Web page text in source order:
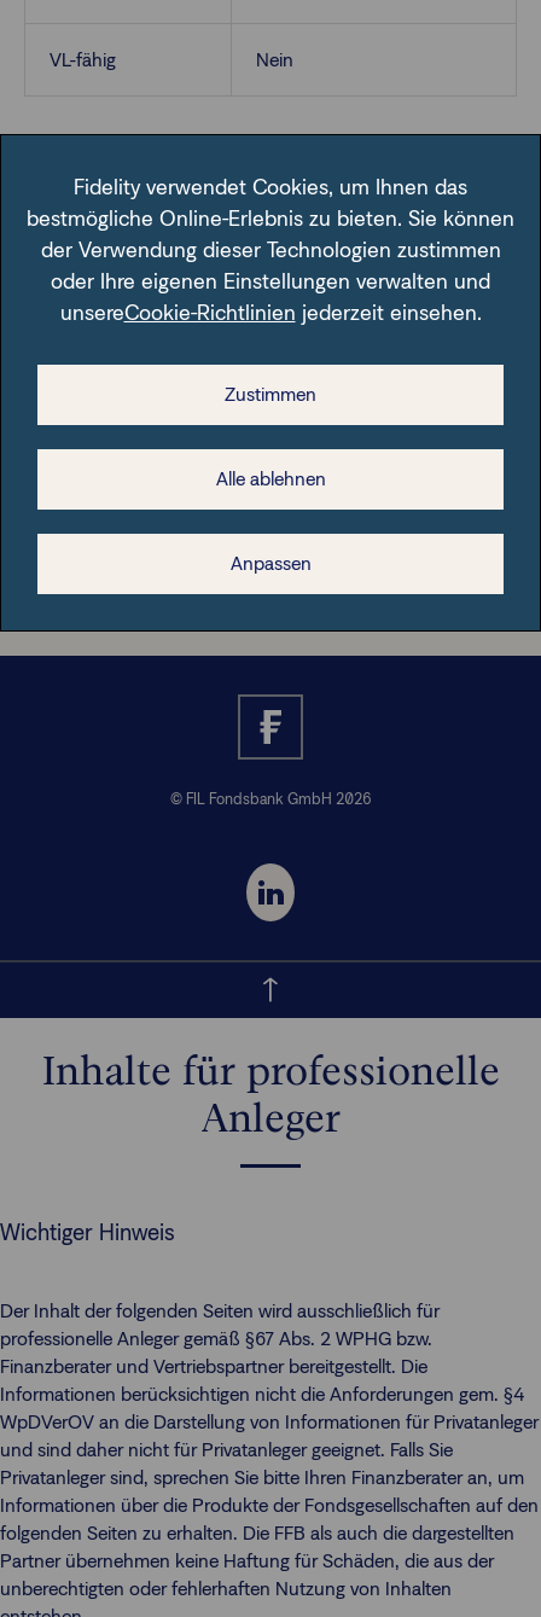
VL-fähig Nein
Im Fondsfinder der FFB unter der angegebenen ISIN.
Rechtliche Hinweise
Nützliche Informationen
© FIL Fondsbank GmbH 2026
Inhalte für professionelle
Anleger
Wichtiger Hinweis
Der Inhalt der folgenden Seiten wird ausschließlich für
professionelle Anleger gemäß §67 Abs. 2 WPHG bzw.
Finanzberater und Vertriebspartner bereitgestellt. Die
Informationen berücksichtigen nicht die Anforderungen gem. §4
WpDVerOV an die Darstellung von Informationen für Privatanleger
und sind daher nicht für Privatanleger geeignet. Falls Sie
Privatanleger sind, sprechen Sie bitte Ihren Finanzberater an, um
Informationen über die Produkte der Fondsgesellschaften auf den
folgenden Seiten zu erhalten. Die FFB als auch die dargestellten
Partner übernehmen keine Haftung für Schäden, die aus der
unberechtigten oder fehlerhaften Nutzung von Inhalten
Fidelity verwendet Cookies, um Ihnen das
bestmögliche Online-Erlebnis zu bieten. Sie können
der Verwendung dieser Technologien zustimmen
oder Ihre eigenen Einstellungen verwalten und
unsereCookie-Richtlinien jederzeit einsehen.
Zustimmen
Alle ablehnen
Anpassen